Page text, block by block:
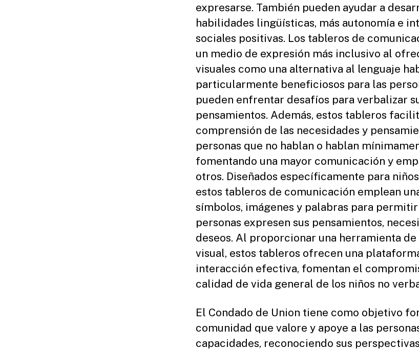
expresarse. También pueden ayudar a
habilidades lingüísticas, más autonomía e
sociales positivas. Los tableros de
un medio de expresión más inclusivo al
visuales como una alternativa al lenguaje
particularmente beneficiosos para las
pueden enfrentar desafíos para verbalizar
pensamientos. Además, estos tableros
comprensión de las necesidades y
personas que no hablan o hablan
fomentando una mayor comunicación y
otros. Diseñados específicamente para
estos tableros de comunicación emplean
símbolos, imágenes y palabras para
personas expresen sus pensamientos,
deseos. Al proporcionar una herramienta
visual, estos tableros ofrecen una
interacción efectiva, fomentan el
calidad de vida general de los niños no
El Condado de Union tiene como objetivo
comunidad que valore y apoye a las
capacidades, reconociendo sus